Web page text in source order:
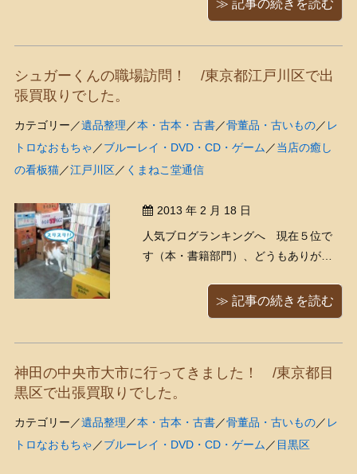
≫ 記事の続きを読む
シュガーくんの職場訪問！ /東京都江戸川区で出
張買取りでした。
カテゴリー／遺品整理／本・古本・古書／骨董品・古いもの／ レ
トロなおもちゃ／ブルーレイ・DVD・CD・ゲーム／当店の癒し
の看板猫／江戸川区／ くまねこ堂通信
2013 年 2 月 18 日
人気ブログランキングへ 現在５位で
す（本・書籍部門）、どうもありがと
市、私の欲しいのは落札できてました
ー！別に高価なものではないのです
た、嬉しい～～嬉しい～～ くまき ...
≫ 記事の続きを読む
神田の中央市大市に行ってきました！ /東京都目
黒区で出張買取りでした。
カテゴリー／遺品整理／本・古本・古書／骨董品・古いもの／ レ
トロなおもちゃ／ブルーレイ・DVD・CD・ゲーム／ 目黒区